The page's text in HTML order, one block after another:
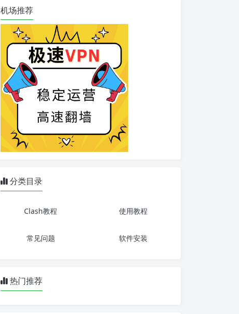
机场推荐
分类目录
Clash教程 使用教程
常见问题 软件安装
热门推荐